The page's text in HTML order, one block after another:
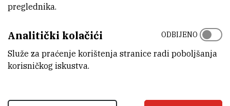
INSTITUT RUĐER BOŠKOVIĆ
preglednika.
Analitički kolačići
Služe za praćenje korištenja stranice radi poboljšanja
korisničkog iskustva.
ODBIJENO